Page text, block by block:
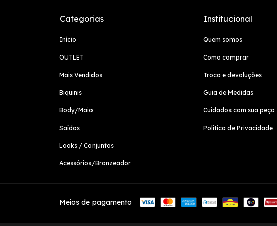
Categorias
Início
OUTLET
Mais Vendidos
Biquinis
Body/Maio
Saídas
Looks / Conjuntos
Acessórios/Bronzeador
Institucional
Quem somos
Como comprar
Troca e devoluções
Guia de Medidas
Cuidados com sua peça
Politica de Privacidade
Meios de pagamento